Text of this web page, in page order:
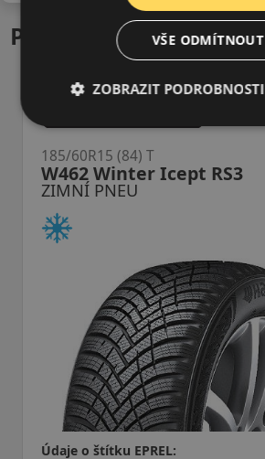
Podobné produkty
ZIMNÍ PNEU
W462 Winter Icept RS3
185/60R15 (84) T
Údaje o štítku EPREL:
VŠE ODMÍTNOUT
ZOBRAZIT PODROBNOSTI